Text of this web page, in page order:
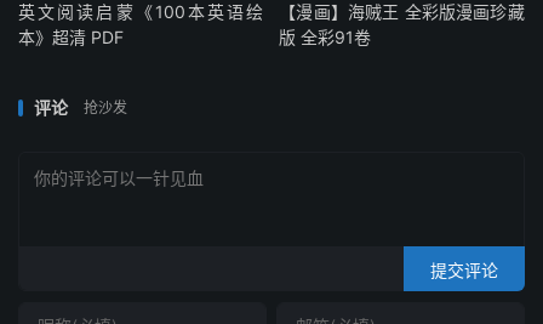
英文阅读启蒙《100本英语绘
本》超清 PDF
【漫画】海贼王 全彩版漫画珍藏
版 全彩91卷
评论 抢沙发
提交评论